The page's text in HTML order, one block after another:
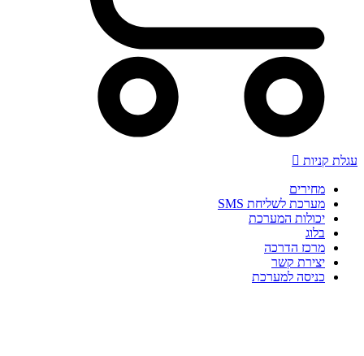
עגלת קניות
מחירים
מערכת לשליחת SMS
יכולות המערכת
בלוג
מרכז הדרכה
יצירת קשר
כניסה למערכת